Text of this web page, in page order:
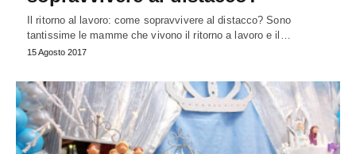
Il ritorno al lavoro: come sopravvivere al distacco? Sono
tantissime le mamme che vivono il ritorno a lavoro e il…
15 Agosto 2017